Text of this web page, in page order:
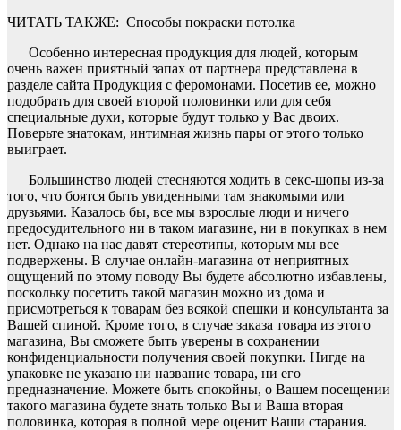
ЧИТАТЬ ТАКЖЕ: Способы покраски потолка
Особенно интересная продукция для людей, которым
очень важен приятный запах от партнера представлена в
разделе сайта Продукция с феромонами. Посетив ее, можно
подобрать для своей второй половинки или для себя
специальные духи, которые будут только у Вас двоих.
Поверьте знатокам, интимная жизнь пары от этого только
выиграет.
Большинство людей стесняются ходить в секс-шопы из-за
того, что боятся быть увиденными там знакомыми или
друзьями. Казалось бы, все мы взрослые люди и ничего
предосудительного ни в таком магазине, ни в покупках в нем
нет. Однако на нас давят стереотипы, которым мы все
подвержены. В случае онлайн-магазина от неприятных
ощущений по этому поводу Вы будете абсолютно избавлены,
поскольку посетить такой магазин можно из дома и
присмотреться к товарам без всякой спешки и консультанта за
Вашей спиной. Кроме того, в случае заказа товара из этого
магазина, Вы сможете быть уверены в сохранении
конфиденциальности получения своей покупки. Нигде на
упаковке не указано ни название товара, ни его
предназначение. Можете быть спокойны, о Вашем посещении
такого магазина будете знать только Вы и Ваша вторая
половинка, которая в полной мере оценит Ваши старания.